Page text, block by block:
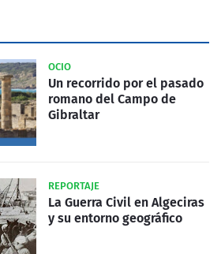
OCIO
Un recorrido por el pasado
romano del Campo de
Gibraltar
REPORTAJE
La Guerra Civil en Algeciras
y su entorno geográfico